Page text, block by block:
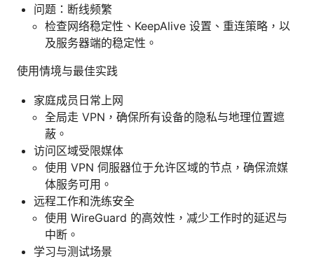
问题：断线频繁
检查网络稳定性、KeepAlive 设置、重连策略，以
及服务器端的稳定性。
使用情境与最佳实践
家庭成员日常上网
全局走 VPN，确保所有设备的隐私与地理位置遮
蔽。
访问区域受限媒体
使用 VPN 伺服器位于允许区域的节点，确保流媒
体服务可用。
远程工作和洗练安全
使用 WireGuard 的高效性，减少工作时的延迟与
中断。
学习与测试场景